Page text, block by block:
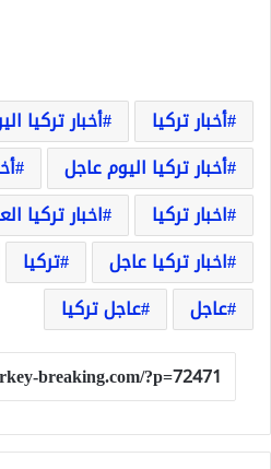
أخبار تركيا
أخبار تركيا
أخبار تركيا اليوم عاجل
اخبار تركيا
اخبار تركيا
اخبار تركيا عاجل
تركيا
عاجل
عاجل تركيا